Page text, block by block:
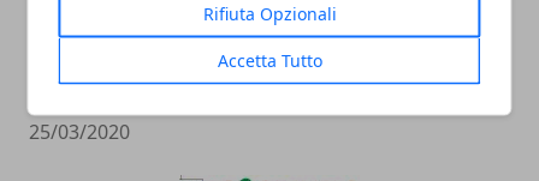
Rifiuta Opzionali
Accetta Tutto
L’aspetto eco dei condizionatori
industriali
25/03/2020